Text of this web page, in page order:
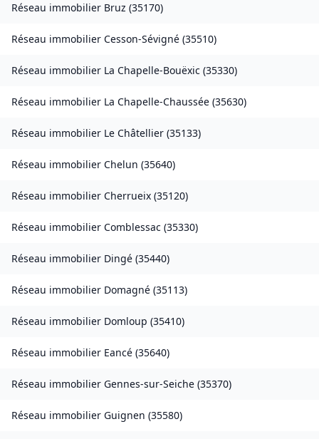
Réseau immobilier Bruz (35170)
Réseau immobilier Cesson-Sévigné (35510)
Réseau immobilier La Chapelle-Bouëxic (35330)
Réseau immobilier La Chapelle-Chaussée (35630)
Réseau immobilier Le Châtellier (35133)
Réseau immobilier Chelun (35640)
Réseau immobilier Cherrueix (35120)
Réseau immobilier Comblessac (35330)
Réseau immobilier Dingé (35440)
Réseau immobilier Domagné (35113)
Réseau immobilier Domloup (35410)
Réseau immobilier Eancé (35640)
Réseau immobilier Gennes-sur-Seiche (35370)
Réseau immobilier Guignen (35580)